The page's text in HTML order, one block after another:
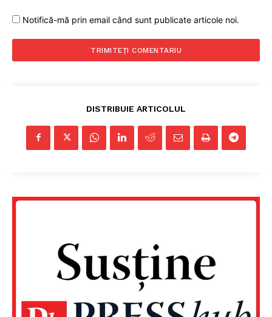
Notifică-mă prin email când sunt publicate articole noi.
DISTRIBUIE ARTICOLUL